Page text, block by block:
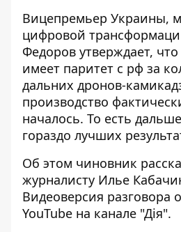
Вицепремьер Украины,
цифровой
Федоров утверждает,
имеет паритет с рф за
дальних дронов-
производство
началось. То есть
гораздо лучших
Об этом чиновник
журналисту Илье
Видеоверсия разговора
YouTube на канале "Дія".